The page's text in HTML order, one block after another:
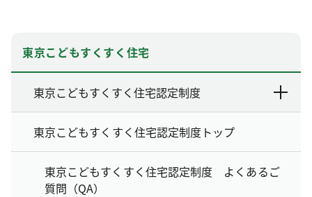
東京こどもすくすく住宅
東京こどもすくすく住宅認定制度
東京こどもすくすく住宅認定制度トップ
東京こどもすくすく住宅認定制度 よくあるご
質問（QA）